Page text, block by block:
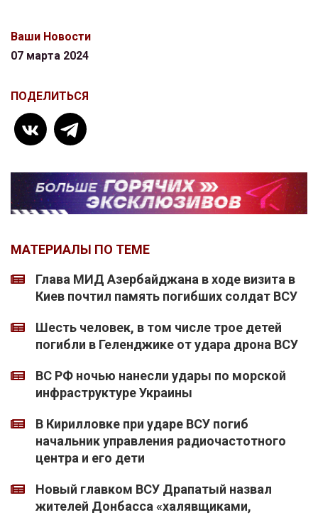
Ваши Новости
07 марта 2024
ПОДЕЛИТЬСЯ
МАТЕРИАЛЫ ПО ТЕМЕ
Глава МИД Азербайджана в ходе визита в
Киев почтил память погибших солдат ВСУ
Шесть человек, в том числе трое детей
погибли в Геленджике от удара дрона ВСУ
ВС РФ ночью нанесли удары по морской
инфраструктуре Украины
В Кирилловке при ударе ВСУ погиб
начальник управления радиочастотного
центра и его дети
Новый главком ВСУ Драпатый назвал
жителей Донбасса «халявщиками,